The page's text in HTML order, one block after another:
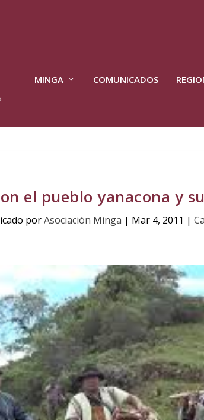
MINGA COMUNICADOS
el pueblo yanacona y
porAsociación Minga | Mar 4, 2011 |